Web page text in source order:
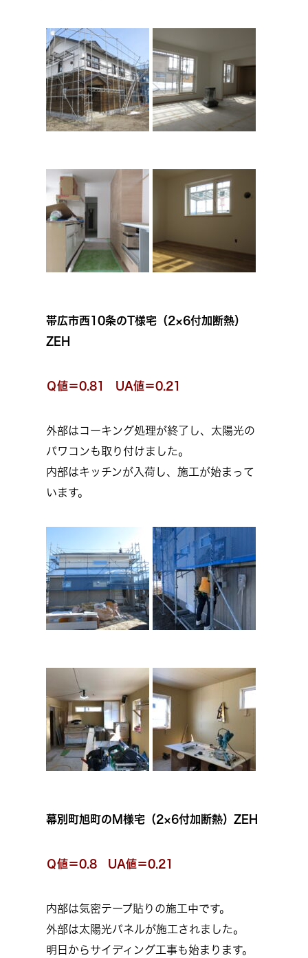
帯広市西10条のT様宅（2×6付加断熱）
ZEH
Ｑ値＝0.81 UA値＝0.21
外部はコーキング処理が終了し、太陽光の
パワコンも取り付けました。
内部はキッチンが入荷し、施工が始まって
います。
幕別町旭町のM様宅（2×6付加断熱）ZEH
Ｑ値＝0.8 UA値＝0.21
内部は気密テープ貼りの施工中です。
外部は太陽光パネルが施工されました。
明日からサイディング工事も始まります。